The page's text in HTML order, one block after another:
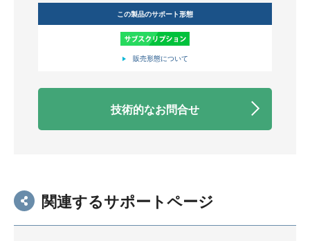
この製品のサポート形態
販売形態について
技術的なお問合せ
関連するサポートページ